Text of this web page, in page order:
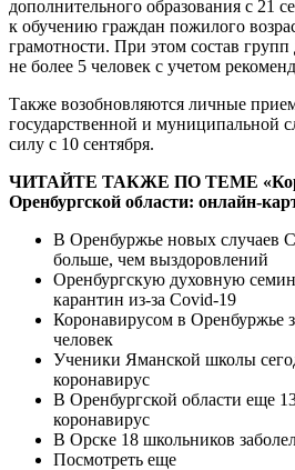
дополнительного образования с 21
к обучению граждан пожилого
грамотности. При этом состав
не более 5 человек с учетом
Также возобновляются личные
государственной и муниципальной
силу с 10 сентября.
ЧИТАЙТЕ ТАКЖЕ ПО ТЕМЕ
Оренбургской области: онлайн-
В Оренбуржье новых случаев
больше, чем выздоровлений
Оренбургскую духовную
карантин из-за Covid-19
Коронавирусом в Оренбуржье
человек
Ученики Яманской школы
коронавирус
В Оренбургской области еще
коронавирус
В Орске 18 школьников
Посмотреть еще